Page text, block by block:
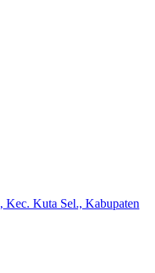
Kec. Kuta Sel., Kabupaten